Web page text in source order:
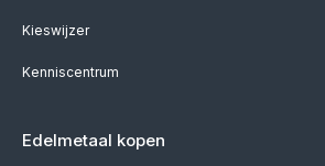
Kieswijzer
Kenniscentrum
Edelmetaal kopen